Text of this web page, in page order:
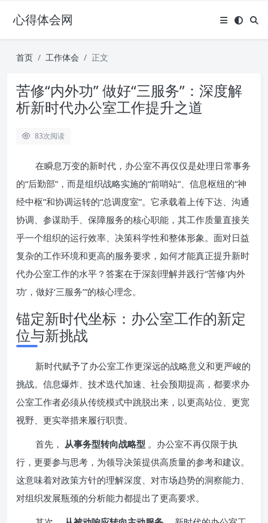
心得体会网
首页 工作体会 正文
苦修“内外功” 做好“三服务”：深度解
析新时代办公室工作提升之道
83次阅读
在瞬息万变的新时代，办公室不再仅仅是处理日常事务
的“后勤部”，而是组织战略实施的“前哨站”、信息枢纽的“神
经中枢”和协调运转的“总调度室”。它承载着上传下达、沟通
协调、参谋助手、保障服务的核心职能，其工作质量直接关
乎一个组织的运行效率、决策科学性和整体形象。面对日益
复杂的工作环境和更高的服务要求，如何才能真正提升新时
代办公室工作的水平？答案在于深刻理解并践行“苦修‘内外
功’，做好‘三服务’”的核心理念。
锚定新时代坐标：办公室工作的新定
位与新挑战
新时代赋予了办公室工作更深远的战略意义和更严峻的
挑战。信息爆炸、技术迭代加速、社会预期提高，都要求办
公室工作者必须从传统模式中跳脱出来，以更高站位、更宽
视野、更实举措来履行职责。
首先， 从事务型转向战略型 。办公室不再仅限于执
行，更要参与思考，为领导决策提供高质量的参考和建议。
这意味着对政策方针的理解深度、对市场趋势的洞察能力、
对组织发展瓶颈的分析能力都提出了更高要求。